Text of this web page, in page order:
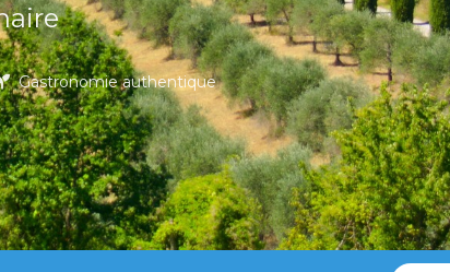
Gastronomie authentique